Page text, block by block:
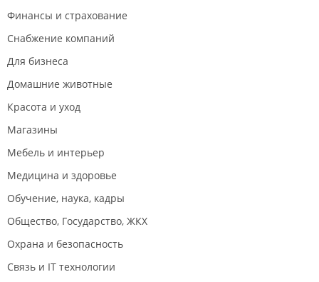
Финансы и страхование
Снабжение компаний
Для бизнеса
Домашние животные
Красота и уход
Магазины
Мебель и интерьер
Медицина и здоровье
Обучение, наука, кадры
Общество, Государство, ЖКХ
Охрана и безопасность
Связь и IT технологии